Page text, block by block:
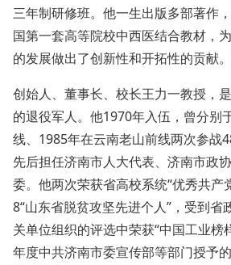
三年制研修班。他一生出版多部著作
国第一套高等院校中西医结合教材，
的发展做出了创新性和开拓性的贡献。
创始人、董事长、校长王力一教授，
的退役军人。他1970年入伍，曾分别
线、1985年在云南老山前线两次参战
先后担任济南市人大代表、济南市政
委。他两次荣获省高校系统“优秀共产
8“山东省脱贫攻坚先进个人”，受到省
关单位组织的评选中荣获“中国工业榜
年度中共济南市委宣传部等部门授予